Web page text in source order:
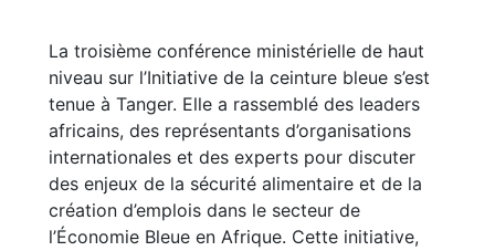
La troisième conférence ministérielle de haut
niveau sur l’Initiative de la ceinture bleue s’est
tenue à Tanger. Elle a rassemblé des leaders
africains, des représentants d’organisations
internationales et des experts pour discuter
des enjeux de la sécurité alimentaire et de la
création d’emplois dans le secteur de
l’Économie Bleue en Afrique. Cette initiative,